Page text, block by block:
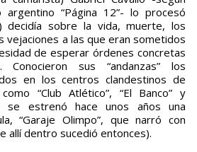
“Página 12”- lo procesó
decidía sobre la vida, muerte, los
vejaciones a las que eran sometidos
de esperar órdenes concretas
sus “andanzas” los
en los centros clandestinos de
“Club Atlético”, “El Banco” y
se estrenó hace unos años una
“Garaje Olimpo”, que narró con
allí dentro sucedió entonces).